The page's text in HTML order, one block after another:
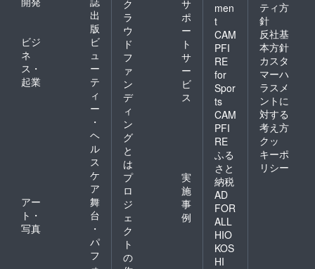
出
版
ビジ
ネ
ス・
起業
ビ
ュ
ー
テ
ィ
ー
・
ヘ
ル
ス
ケ
ア
アー
ト・
写真
舞
台
・
パ
フ
ク
ラ
ウ
ド
フ
ァ
ン
デ
ィ
ン
グ
と
は
サ
ポ
ー
ト
サ
ー
ビ
ス
プ
ロ
ジ
ェ
ク
ト
の
実
施
事
例
men
t
CAM
PFI
RE
for
Spor
ts
CAM
PFI
RE
ふる
さと
納税
AD
FOR
ALL
HIO
KOS
HI
ティ方
針
反社基
本方針
カスタ
マーハ
ラスメ
ントに
対する
考え方
クッ
キーポ
リシー